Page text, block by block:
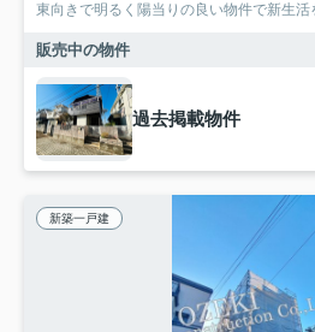
東向きで明るく陽当りの良い物件で新生活
販売中の物件
過去掲載物件
新築一戸建